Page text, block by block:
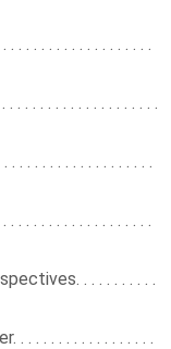
. . . . . . . . . . . . . . . . .
. . . . . . . . . . . . . . . . . .
. . . . . . . . . . . . . . . . .
. . . . . . . . . . . . . . . . .
. . . . . . . . . .
. . . . . . . . . . . . . . . .